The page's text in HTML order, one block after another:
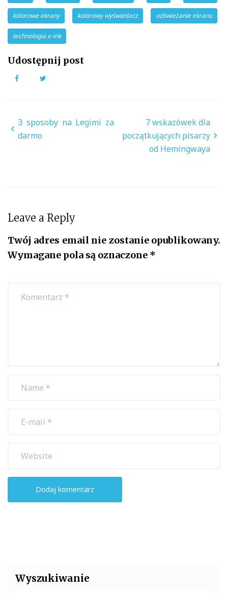
kolorowe ekrany kolorowy wyświetlacz odświeżanie ekranu
technologia e-ink
Udostępnij post
Facebook
Nawigacja
wpisu
3 sposoby na Legimi za
darmo
7 wskazówek dla
początkujących pisarzy
od Hemingwaya
Leave a Reply
Twój adres email nie zostanie opublikowany.
Wymagane pola są oznaczone *
Wyszukiwanie